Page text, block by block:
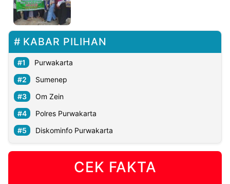
KABAR PILIHAN
Purwakarta
Sumenep
Om Zein
Polres Purwakarta
Diskominfo Purwakarta
CEK FAKTA